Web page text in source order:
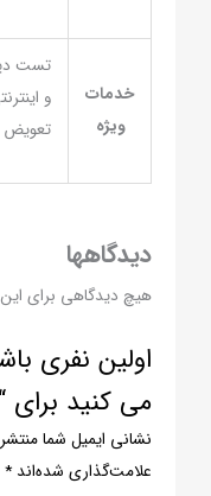
خدمات
ویژه
تست
و
تعویض
دیدگاهها
هیچ دیدگاهی برای
اولین نفری
می کنید برای
نشانی ایمیل شما
علامت‌گذاری شده‌اند*